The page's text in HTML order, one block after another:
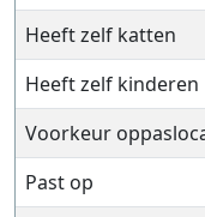
Heeft zelf katten
Heeft zelf kinderen
Voorkeur
Past op